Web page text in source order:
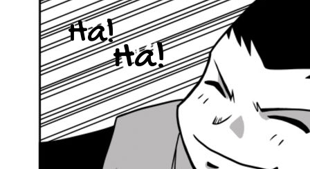
Ha!
Ha!